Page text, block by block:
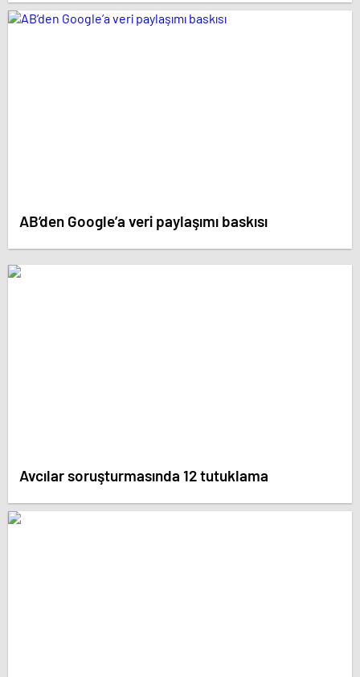
AB’den Google’a veri paylaşımı baskısı
Avcılar soruşturmasında 12 tutuklama